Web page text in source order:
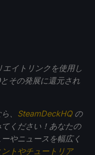
イトリンクを使用し
その発展に還元され
、 SteamDeckHQの
ください！あなたの
やニュースを幅広く
ントやチュートリア